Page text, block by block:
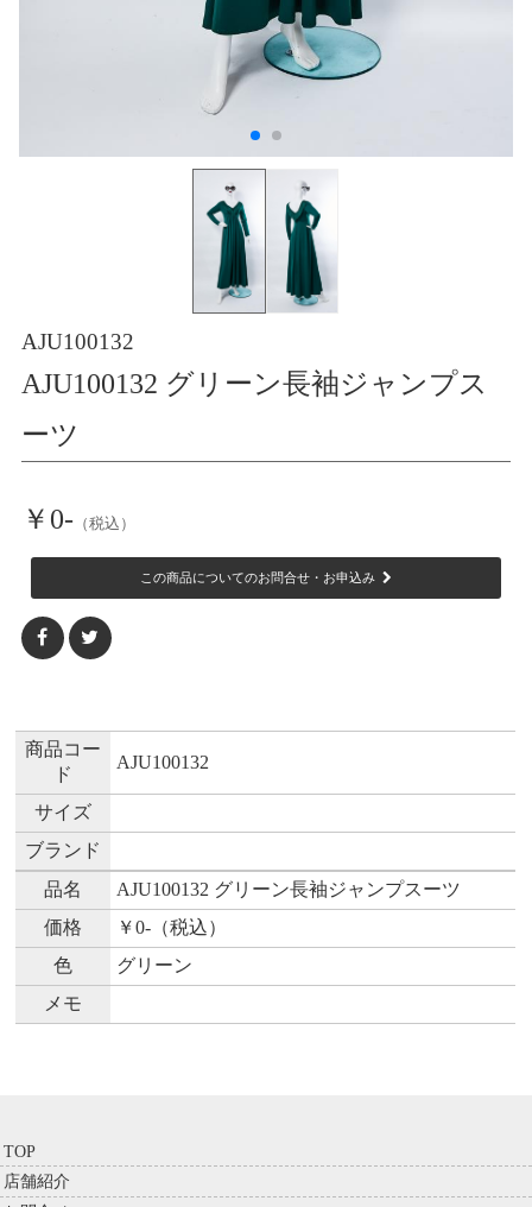
AJU100132
AJU100132 グリーン長袖ジャンプス
ーツ
￥0-（税込）
この商品についてのお問合せ・お申込み
商品コー
ド
AJU100132
サイズ
ブランド
品名
AJU100132 グリーン長袖ジャンプスーツ
価格
￥0- （税込）
色
グリーン
メモ
TOP
店舗紹介